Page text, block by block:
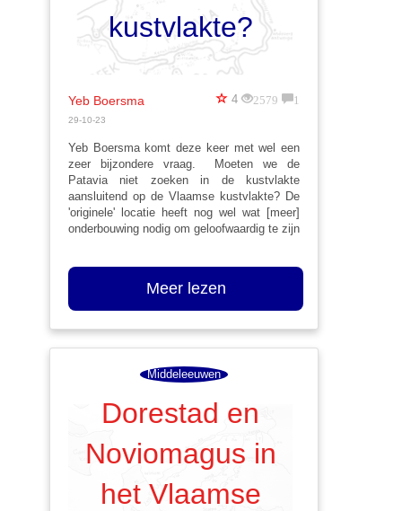
kustvlakte?
Yeb Boersma
29-10-23
4 2579 1
Yeb Boersma komt deze keer met wel een
zeer bijzondere vraag. Moeten we de
Patavia niet zoeken in de kustvlakte
aansluitend op de Vlaamse kustvlakte? De
'originele' locatie heeft nog wel wat [meer]
onderbouwing nodig om geloofwaardig te zijn
Meer lezen
Middeleeuwen
Dorestad en
Noviomagus in
het Vlaamse